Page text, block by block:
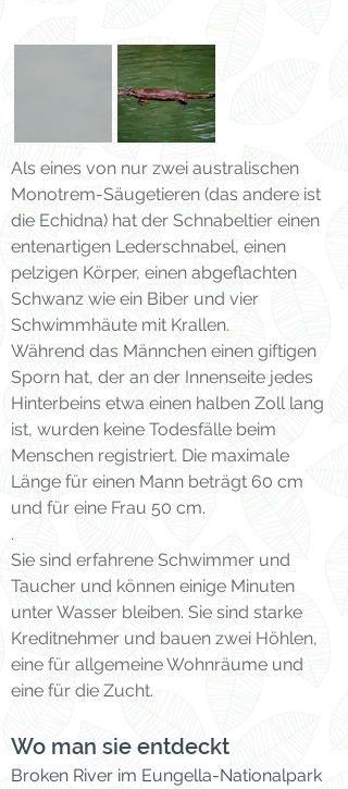
Als eines von nur zwei australischen
Monotrem-Säugetieren (das andere ist
die Echidna) hat der Schnabeltier einen
entenartigen Lederschnabel, einen
pelzigen Körper, einen abgeflachten
Schwanz wie ein Biber und vier
Schwimmhäute mit Krallen.
Während das Männchen einen giftigen
Sporn hat, der an der Innenseite jedes
Hinterbeins etwa einen halben Zoll lang
ist, wurden keine Todesfälle beim
Menschen registriert. Die maximale
Länge für einen Mann beträgt 60 cm
und für eine Frau 50 cm.
.
Sie sind erfahrene Schwimmer und
Taucher und können einige Minuten
unter Wasser bleiben. Sie sind starke
Kreditnehmer und bauen zwei Höhlen,
eine für allgemeine Wohnräume und
eine für die Zucht.
Wo man sie entdeckt
Broken River im Eungella-Nationalpark